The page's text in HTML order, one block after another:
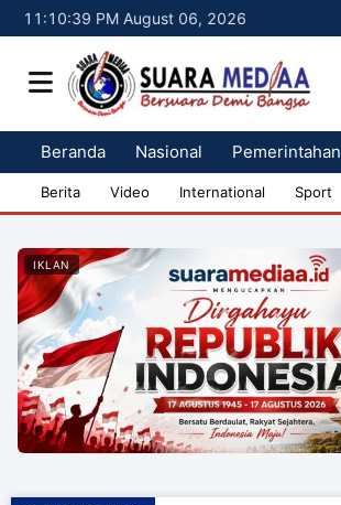
11:10:39 PM August 06, 2026
Beranda Nasional Pemerintahan
Berita Video International Sport
IKLAN